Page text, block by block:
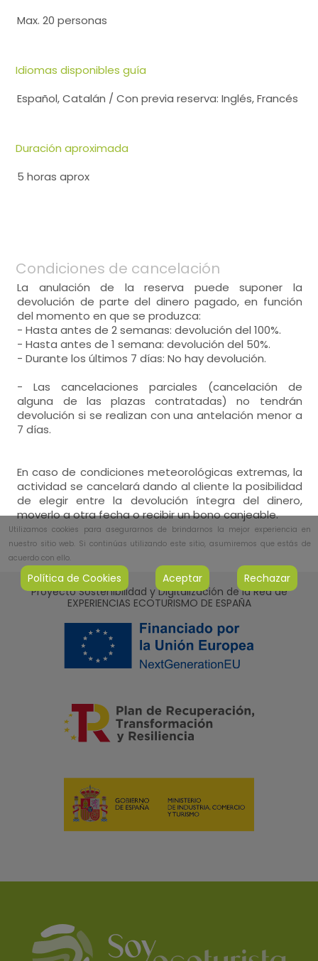
Max. 20 personas
Idiomas disponibles guía
Español, Catalán / Con previa reserva: Inglés, Francés
Duración aproximada
5 horas aprox
Condiciones de cancelación
La anulación de la reserva puede suponer la
devolución de parte del dinero pagado, en función
del momento en que se produzca:
- Hasta antes de 2 semanas: devolución del 100%.
- Hasta antes de 1 semana: devolución del 50%.
- Durante los últimos 7 días: No hay devolución.
- Las cancelaciones parciales (cancelación de
alguna de las plazas contratadas) no tendrán
devolución si se realizan con una antelación menor a
7 días.
En caso de condiciones meteorológicas extremas, la
actividad se cancelará dando al cliente la posibilidad
de elegir entre la devolución íntegra del dinero,
moverlo a otra fecha o recibir un bono canjeable.
Proyecto Sostenibilidad y Digitalización de la Red de
EXPERIENCIAS ECOTURISMO DE ESPAÑA
Utilizamos cookies para asegurarnos de brindarnos la mejor experiencia en
nuestro sitio web. Si continúas utilizando este sitio, asumiremos que estás de
acuerdo con ello.
Política de Cookies Aceptar Rechazar